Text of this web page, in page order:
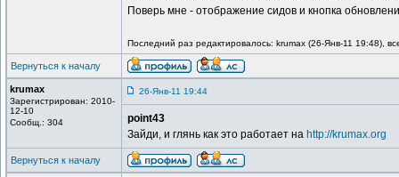
Поверь мне - отображение сидов и кнопка
Последний раз редактировалось: krumax (26-Янв-11 19:48),
Вернуться к началу
krumax
Зарегистрирован: 2010-
12-10
Сообщ.: 304
26-Янв-11 19:44
point43
Зайди, и глянь как это работает на http://krumax.org
Вернуться к началу